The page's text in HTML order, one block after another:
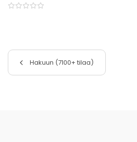
Hakuun (7100+ tilaa)